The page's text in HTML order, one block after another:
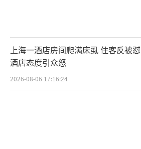
上海一酒店房间爬满床虱 住客反被怼
酒店态度引众怒
2026-08-06 17:16:24